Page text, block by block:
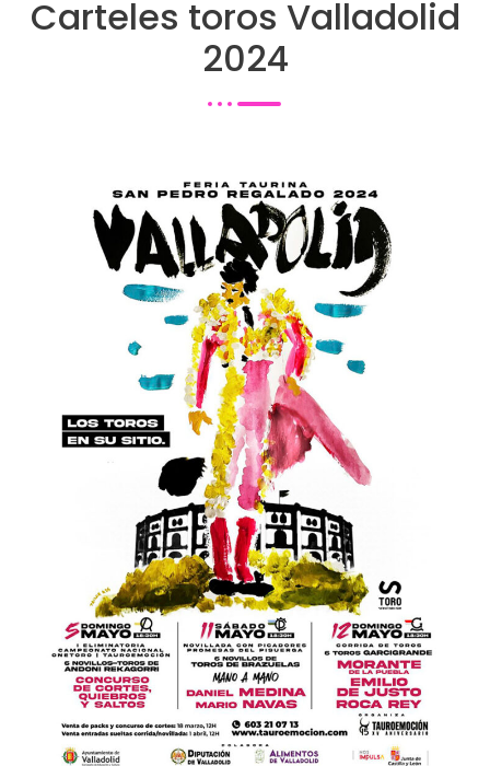
Carteles toros Valladolid
2024